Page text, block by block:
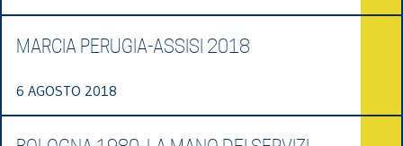
MARCIA PERUGIA-ASSISI 2018
6 AGOSTO 2018